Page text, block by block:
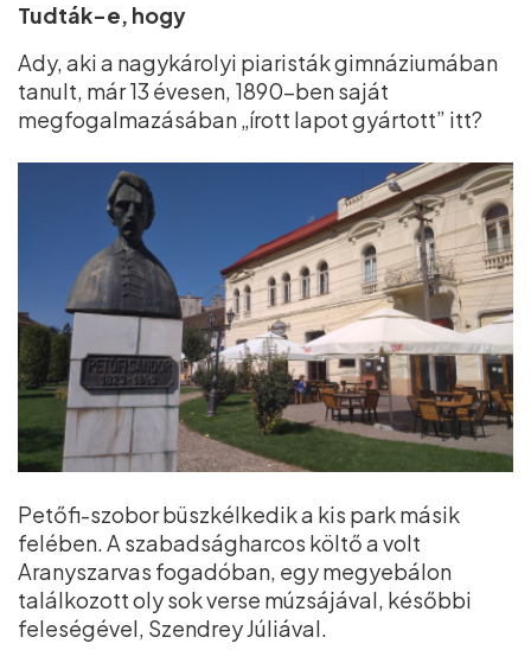
Tudták-e, hogy
Ady, aki a nagykárolyi piaristák gimnáziumában
tanult, már 13 évesen, 1890-ben saját
megfogalmazásában „írott lapot gyártott” itt?
Petőfi-szobor büszkélkedik a kis park másik
felében. A szabadságharcos költő a volt
Aranyszarvas fogadóban, egy megyebálon
találkozott oly sok verse múzsájával, későbbi
feleségével, Szendrey Júliával.